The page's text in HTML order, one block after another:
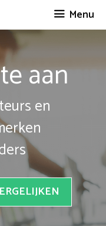
Menu
aan
en